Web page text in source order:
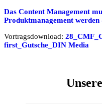
Das Content Management
Produktmanagement
Vortragsdownload:
first_Gutsche_DIN Media